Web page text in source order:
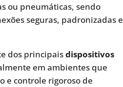
ou pneumáticas, sendo
seguras, padronizadas e
dos principaisdispositivos
em ambientes que
e controle rigoroso de